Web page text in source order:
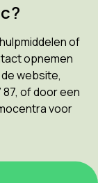
of
opnemen
website,
of door een
voor